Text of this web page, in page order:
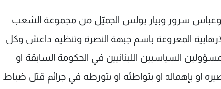
سرور وبيار بولس الجميّل من مجموعة الشعب
المعروفة باسم جبهة النصرة وتنظيم داعش وكل
السياسيين اللبنانيين في الحكومة السابقة او
او بإهماله او بتواطئه او بتورطه في جرائم قتل ضباط